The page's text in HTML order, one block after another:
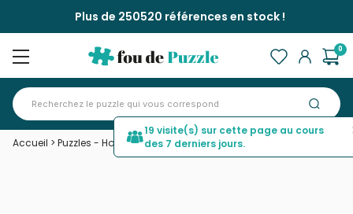
Plus de 250520 références en stock !
0
Accueil > Puzzles - Hommes et Femmes >Misstigri - Blue Flowers
19 visite(s) sur cette page au cours
des 7 derniers jours.